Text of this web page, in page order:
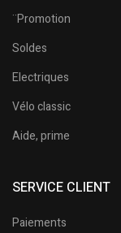
¨Promotion
Soldes
Electriques
Vélo classic
Aide, prime
SERVICE CLIENT
Paiements